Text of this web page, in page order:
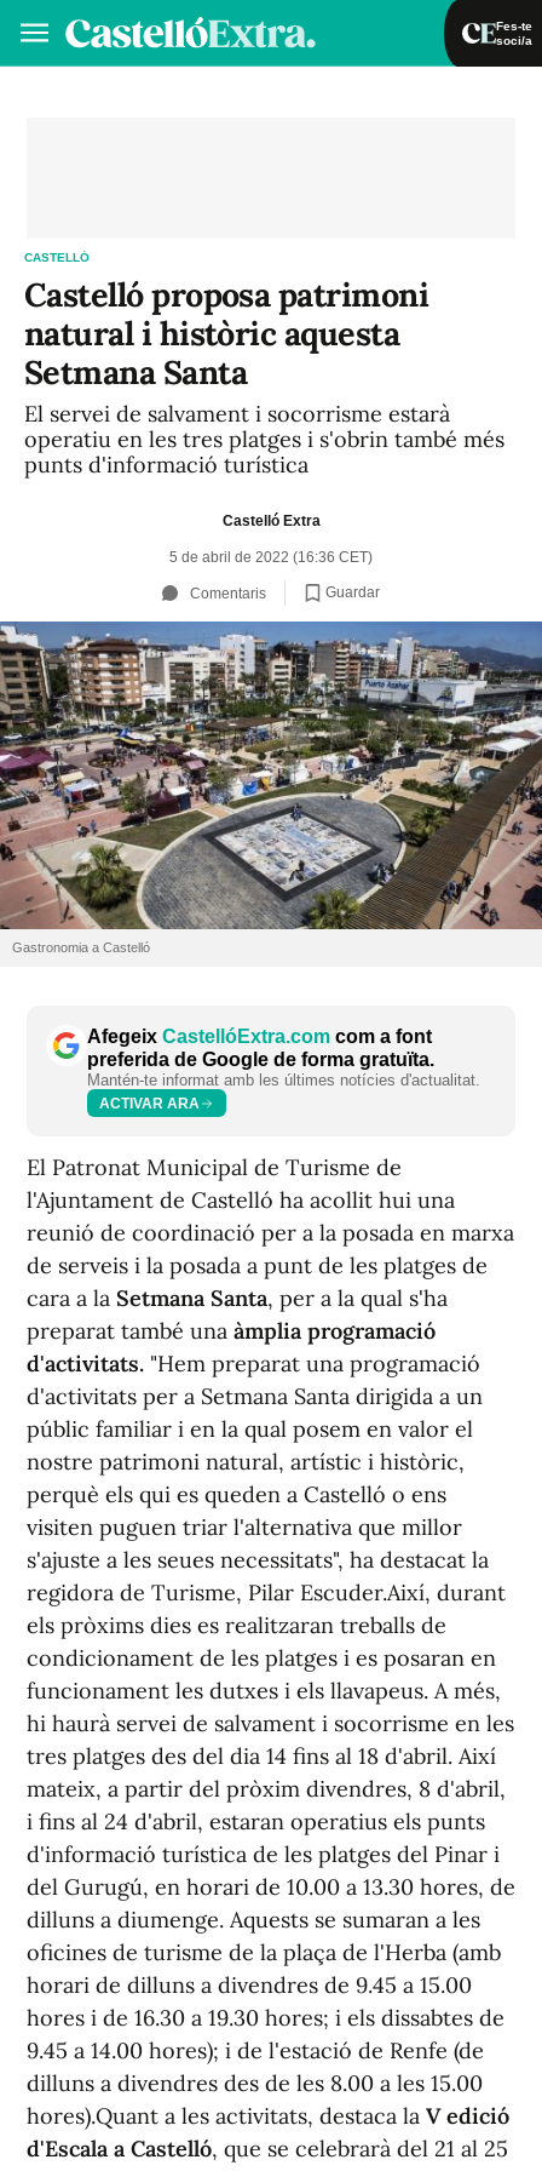
Fes-te
soci/a
CASTELLÓ
Castelló proposa patrimoni
natural i històric aquesta
Setmana Santa
El servei de salvament i socorrisme estarà
operatiu en les tres platges i s'obrin també més
punts d'informació turística
Castelló Extra
5 de abril de 2022 (16:36 CET)
Comentaris Guardar
Gastronomia a Castelló
Afegeix CastellóExtra.com com a font
preferida de Google de forma gratuïta.
Mantén-te informat amb les últimes notícies d'actualitat.
ACTIVAR ARA
El Patronat Municipal de Turisme de
l'Ajuntament de Castelló ha acollit hui una
reunió de coordinació per a la posada en marxa
de serveis i la posada a punt de les platges de
cara a la Setmana Santa, per a la qual s'ha
preparat també una àmplia programació
d'activitats. "Hem preparat una programació
d'activitats per a Setmana Santa dirigida a un
públic familiar i en la qual posem en valor el
nostre patrimoni natural, artístic i històric,
perquè els qui es queden a Castelló o ens
visiten puguen triar l'alternativa que millor
s'ajuste a les seues necessitats", ha destacat la
regidora de Turisme, Pilar Escuder.Així, durant
els pròxims dies es realitzaran treballs de
condicionament de les platges i es posaran en
funcionament les dutxes i els llavapeus. A més,
hi haurà servei de salvament i socorrisme en les
tres platges des del dia 14 fins al 18 d'abril. Així
mateix, a partir del pròxim divendres, 8 d'abril,
i fins al 24 d'abril, estaran operatius els punts
d'informació turística de les platges del Pinar i
del Gurugú, en horari de 10.00 a 13.30 hores, de
dilluns a diumenge. Aquests se sumaran a les
oficines de turisme de la plaça de l'Herba (amb
horari de dilluns a divendres de 9.45 a 15.00
hores i de 16.30 a 19.30 hores; i els dissabtes de
9.45 a 14.00 hores); i de l'estació de Renfe (de
dilluns a divendres des de les 8.00 a les 15.00
hores).Quant a les activitats, destaca la V edició
d'Escala a Castelló, que se celebrarà del 21 al 25